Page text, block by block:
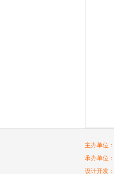
主办单位：
承办单位：
设计开发：